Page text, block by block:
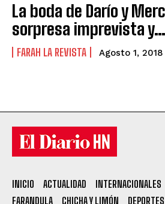
La boda de Darío y
sorpresa imprevista
FARAH LA REVISTA Agosto 1, 2018
INICIO ACTUALIDAD INTERNACIONALES
FARANDULA
CHICHA Y LIMÓN DEPORTES